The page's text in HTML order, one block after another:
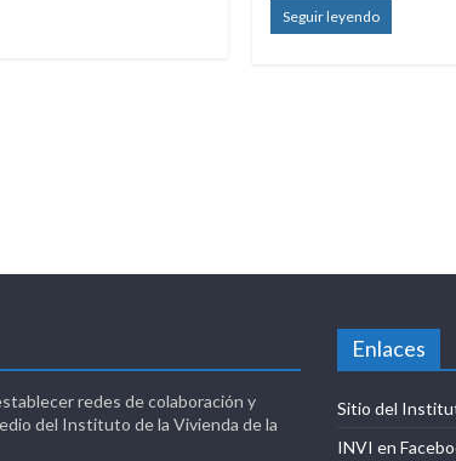
Seguir leyendo